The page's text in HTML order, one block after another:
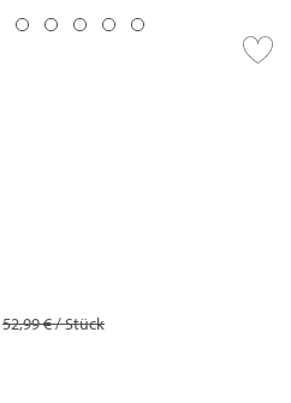
52,99 € / Stück